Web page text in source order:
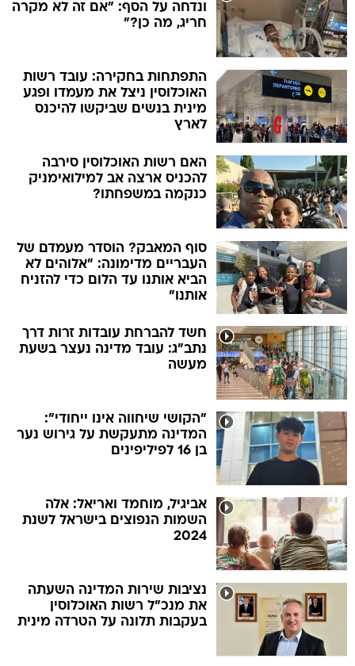
ונדחה על הסף: "אם זה לא מקרה
חריג, מה כן?"
התפתחות בחקירה: עובד רשות
האוכלוסין ניצל את מעמדו ופגע
מינית בנשים שביקשו להיכנס
לארץ
האם רשות האוכלוסין סירבה
להכניס ארצה אב למילואימניק
כנקמה במשפחתו?
סוף המאבק? הוסדר מעמדם של
העבריים מדימונה: "אלוהים לא
הביא אותנו עד הלום כדי להזניח
אותנו"
חשד להברחת עובדות זרות דרך
נתב"ג: עובד מדינה נעצר בשעת
מעשה
"הקושי שיחווה אינו ייחודי":
המדינה מתעקשת על גירוש נער
בן 16 לפיליפינים
אביגיל, מוחמד ואריאל: אלה
השמות הנפוצים בישראל לשנת
2024
נציבות שירות המדינה השעתה
את מנכ"ל רשות האוכלוסין
בעקבות תלונה על הטרדה מינית